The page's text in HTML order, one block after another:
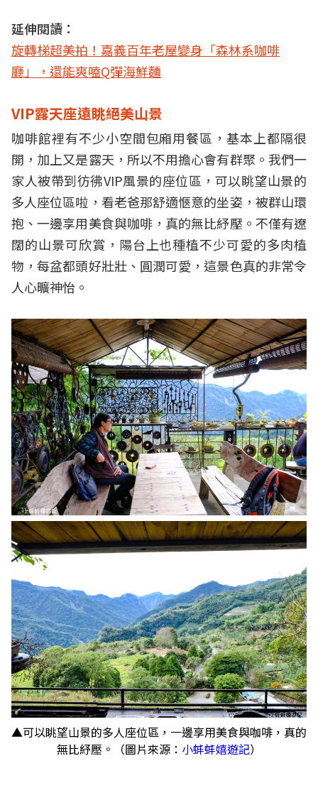
延伸閱讀：
旋轉梯超美拍！嘉義百年老屋變身「森林系咖啡
廳」，還能爽嗑Q彈海鮮麵
VIP露天座遠眺絕美山景
咖啡館裡有不少小空間包廂用餐區，基本上都隔很
開，加上又是露天，所以不用擔心會有群聚。我們一
家人被帶到彷彿VIP風景的座位區，可以眺望山景的
多人座位區啦，看老爸那舒適愜意的坐姿，被群山環
抱、一邊享用美食與咖啡，真的無比紓壓。不僅有遼
闊的山景可欣賞，陽台上也種植不少可愛的多肉植
物，每盆都頭好壯壯、圓潤可愛，這景色真的非常令
人心曠神怡。
▲可以眺望山景的多人座位區，一邊享用美食與咖啡，真的
無比紓壓。（圖片來源： 小蚌蚌嬉遊記）